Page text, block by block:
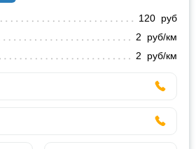
120 руб
2 руб/км
2 руб/км